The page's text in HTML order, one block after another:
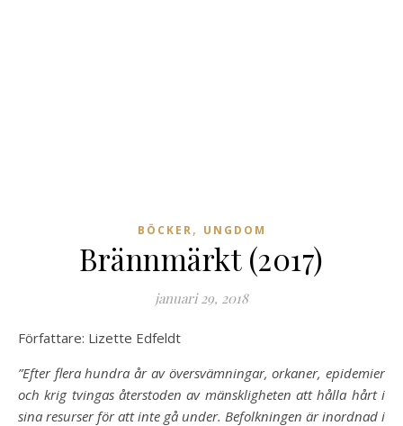
BÖCKER, UNGDOM
Brännmärkt (2017)
januari 29, 2018
Författare: Lizette Edfeldt
”Efter flera hundra år av översvämningar, orkaner, epidemier
och krig tvingas återstoden av mänskligheten att hålla hårt i
sina resurser för att inte gå under. Befolkningen är inordnad i